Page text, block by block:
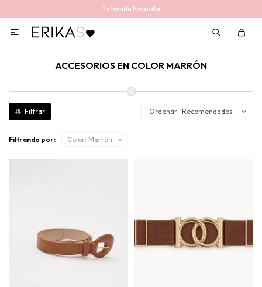
Tu tienda Favorita

ACCESORIOS EN COLOR MARRÓN
Recomendados
Filtrando por: Color: Marrón